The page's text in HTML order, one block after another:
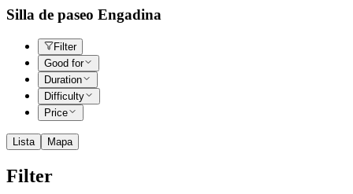
Silla de paseo Engadina
Filter
Good for
Duration
Difficulty
Price
Lista Mapa
Filter